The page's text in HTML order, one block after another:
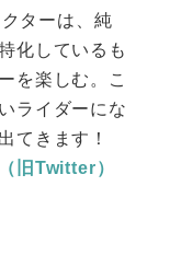
ターは、純
化しているも
を楽しむ。こ
ライダーにな
てきます！
旧Twitter）